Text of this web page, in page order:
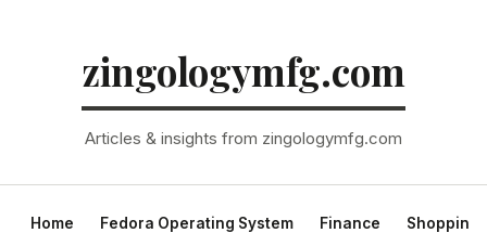
zingologymfg.com
Articles & insights from zingologymfg.com
Home Fedora Operating System Finance Shopping